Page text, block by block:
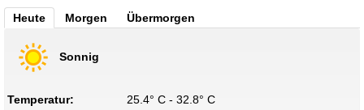
Heute Morgen Übermorgen
Sonnig
Temperatur:
25.4° C - 32.8° C